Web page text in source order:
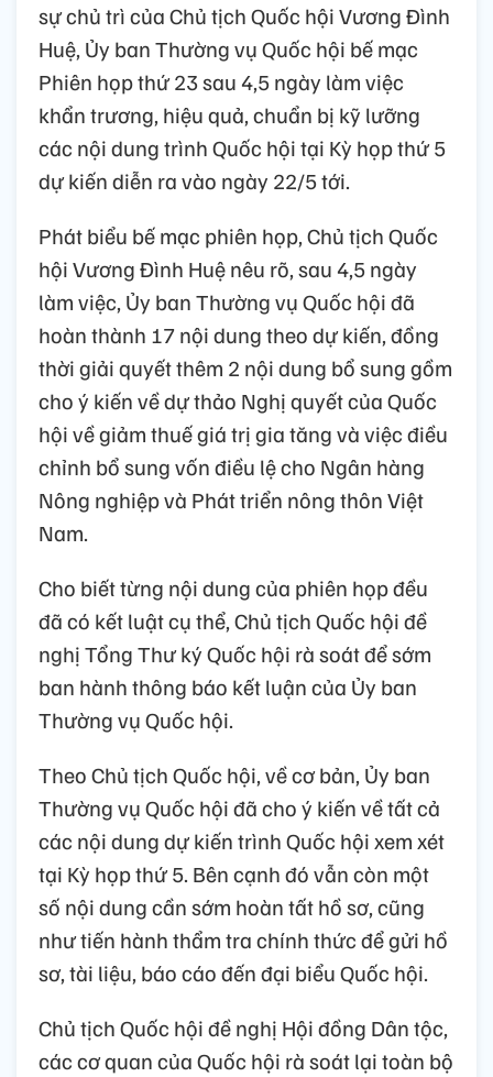
sự chủ trì của Chủ tịch Quốc hội Vương Đình
Huệ, Ủy ban Thường vụ Quốc hội bế mạc
Phiên họp thứ 23 sau 4,5 ngày làm việc
khẩn trương, hiệu quả, chuẩn bị kỹ lưỡng
các nội dung trình Quốc hội tại Kỳ họp thứ 5
dự kiến diễn ra vào ngày 22/5 tới.
Phát biểu bế mạc phiên họp, Chủ tịch Quốc
hội Vương Đình Huệ nêu rõ, sau 4,5 ngày
làm việc, Ủy ban Thường vụ Quốc hội đã
hoàn thành 17 nội dung theo dự kiến, đồng
thời giải quyết thêm 2 nội dung bổ sung gồm
cho ý kiến về dự thảo Nghị quyết của Quốc
hội về giảm thuế giá trị gia tăng và việc điều
chỉnh bổ sung vốn điều lệ cho Ngân hàng
Nông nghiệp và Phát triển nông thôn Việt
Nam.
Cho biết từng nội dung của phiên họp đều
đã có kết luật cụ thể, Chủ tịch Quốc hội đề
nghị Tổng Thư ký Quốc hội rà soát để sớm
ban hành thông báo kết luận của Ủy ban
Thường vụ Quốc hội.
Theo Chủ tịch Quốc hội, về cơ bản, Ủy ban
Thường vụ Quốc hội đã cho ý kiến về tất cả
các nội dung dự kiến trình Quốc hội xem xét
tại Kỳ họp thứ 5. Bên cạnh đó vẫn còn một
số nội dung cần sớm hoàn tất hồ sơ, cũng
như tiến hành thẩm tra chính thức để gửi hồ
sơ, tài liệu, báo cáo đến đại biểu Quốc hội.
Chủ tịch Quốc hội đề nghị Hội đồng Dân tộc,
các cơ quan của Quốc hội rà soát lại toàn bộ